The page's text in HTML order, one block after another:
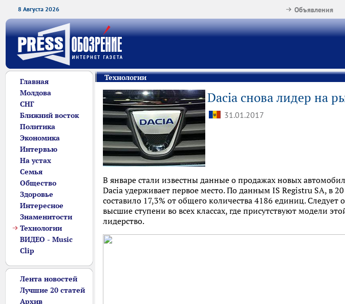
8 Августа 2026 Объявления
Главная
Молдова
СНГ
Ближний восток
Политика
Экономика
Интервью
На устах
Семья
Общество
Здоровье
Интересное
Знаменитости
Технологии
ВИДЕО - Music
Clip
Лента новостей
Лучшие 20 статей
Архив
Технологии
Dacia снова лидер на
31.01.2017
В январе стали известны данные о продажах новых
Dacia удерживает первое место. По данным IS Registru SA, в
составило 17,3% от общего количества 4186 единиц.
высшие ступени во всех классах, где присутствуют модели
лидерство.